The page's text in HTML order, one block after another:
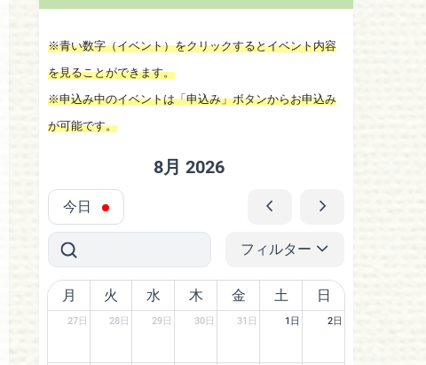
※青い数字（イベント）をクリックするとイベント内容
を見ることができます。
※申込み中のイベントは「申込み」ボタンからお申込み
が可能です。
今日
8月 2026
フィルター
月 火 水 木 金 土 日
27日 28日 29日 30日 31日 1日 2日